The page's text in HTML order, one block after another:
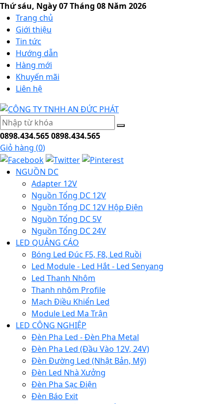
Thứ sáu, Ngày 07 Tháng 08 Năm 2026
Trang chủ
Giới thiệu
Tin tức
Hướng dẫn
Hàng mới
Khuyến mãi
Liên hệ
0898.434.5650898.434.565
Giỏ hàng (0)
NGUỒN DC
Adapter 12V
Nguồn Tổng DC 12V
Nguồn Tổng DC 12V Hộp Điện
Nguồn Tổng DC 5V
Nguồn Tổng DC 24V
LED QUẢNG CÁO
Bóng Led Đúc F5, F8, Led Ruồi
Led Module - Led Hắt - Led Senyang
Led Thanh Nhôm
Thanh nhôm Profile
Mạch Điều Khiển Led
Module Led Ma Trận
LED CÔNG NGHIỆP
Đèn Pha Led - Đèn Pha Metal
Đèn Pha Led (Đầu Vào 12V, 24V)
Đèn Đường Led (Nhật Bản, Mỹ)
Đèn Led Nhà Xưởng
Đèn Pha Sạc Điện
Đèn Báo Exit